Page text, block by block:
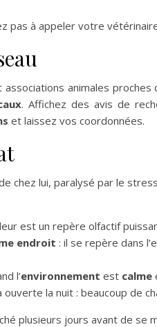
pas à appeler votre
animales proches
. Affichez des avis de
et laissez vos coordonnées.
chez lui, paralysé par le
est un repère olfactif
endroit : il se repère dans
l’environnement est calme
la nuit : beaucoup de
plusieurs jours avant de se